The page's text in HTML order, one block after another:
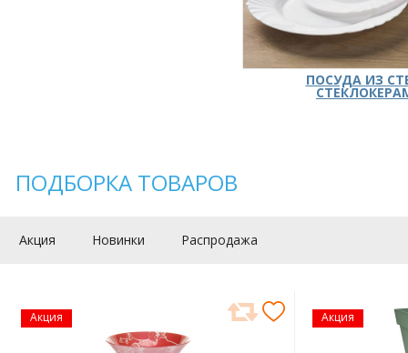
ПОСУДА ИЗ
ПОДБОРКА ТОВАРОВ
Акция Новинки Распродажа
Акция Акция